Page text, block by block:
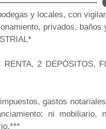
y locales, con
privados, baños
RENTA, 2 DEPÓSITOS,
gastos
ni mobiliario,